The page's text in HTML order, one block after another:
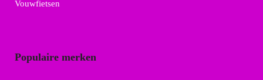
Vouwfietsen
Populaire merken